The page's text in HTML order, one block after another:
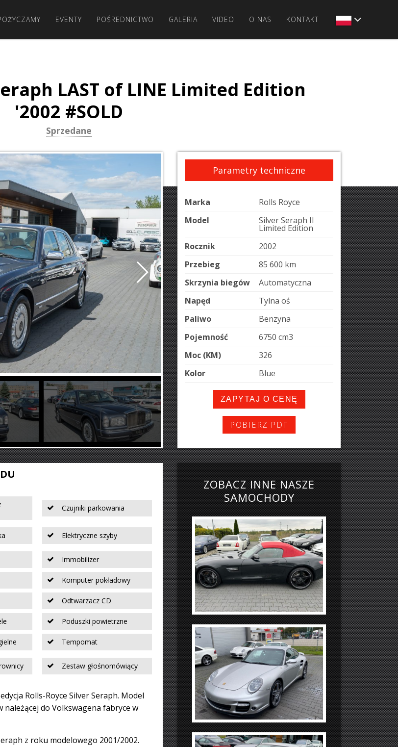
EVENTY POŚREDNICTWO GALERIA VIDEO O NAS KONTAKT
LAST of LINE Limited Edition
'2002 #SOLD
Sprzedane
Parametry techniczne
Marka
Rolls Royce
Model
Silver Seraph II
Limited Edition
Rocznik
2002
Przebieg
85 600 km
Skrzynia biegów
Automatyczna
Napęd
Tylna oś
Paliwo
Benzyna
Pojemność
6750 cm3
Moc (KM)
326
Kolor
Blue
ZAPYTAJ O CENĘ
POBIERZ PDF
Czujniki parkowania
Elektryczne szyby
Immobilizer
Komputer pokładowy
Odtwarzacz CD
Poduszki powietrzne
Tempomat
Zestaw głośnomówiący
Rolls-Royce Silver Seraph. Model
należącej do Volkswagena fabryce w
z roku modelowego 2001/2002.
ZOBACZ INNE NASZE
SAMOCHODY